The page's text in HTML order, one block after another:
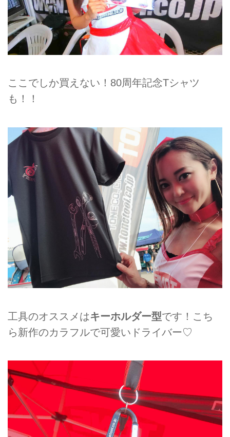
ここでしか買えない！80周年記念Tシャツ
も！！
工具のオススメはキーホルダー型です！こち
ら新作のカラフルで可愛いドライバー♡